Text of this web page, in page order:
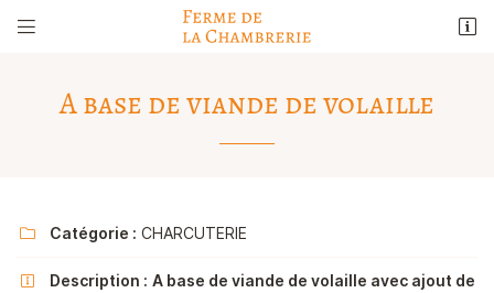
 
02 54 23 23 76
A base de viande de volaille
 Catégorie : CHARCUTERIE
 Description : A base de viande de volaille avec ajout de